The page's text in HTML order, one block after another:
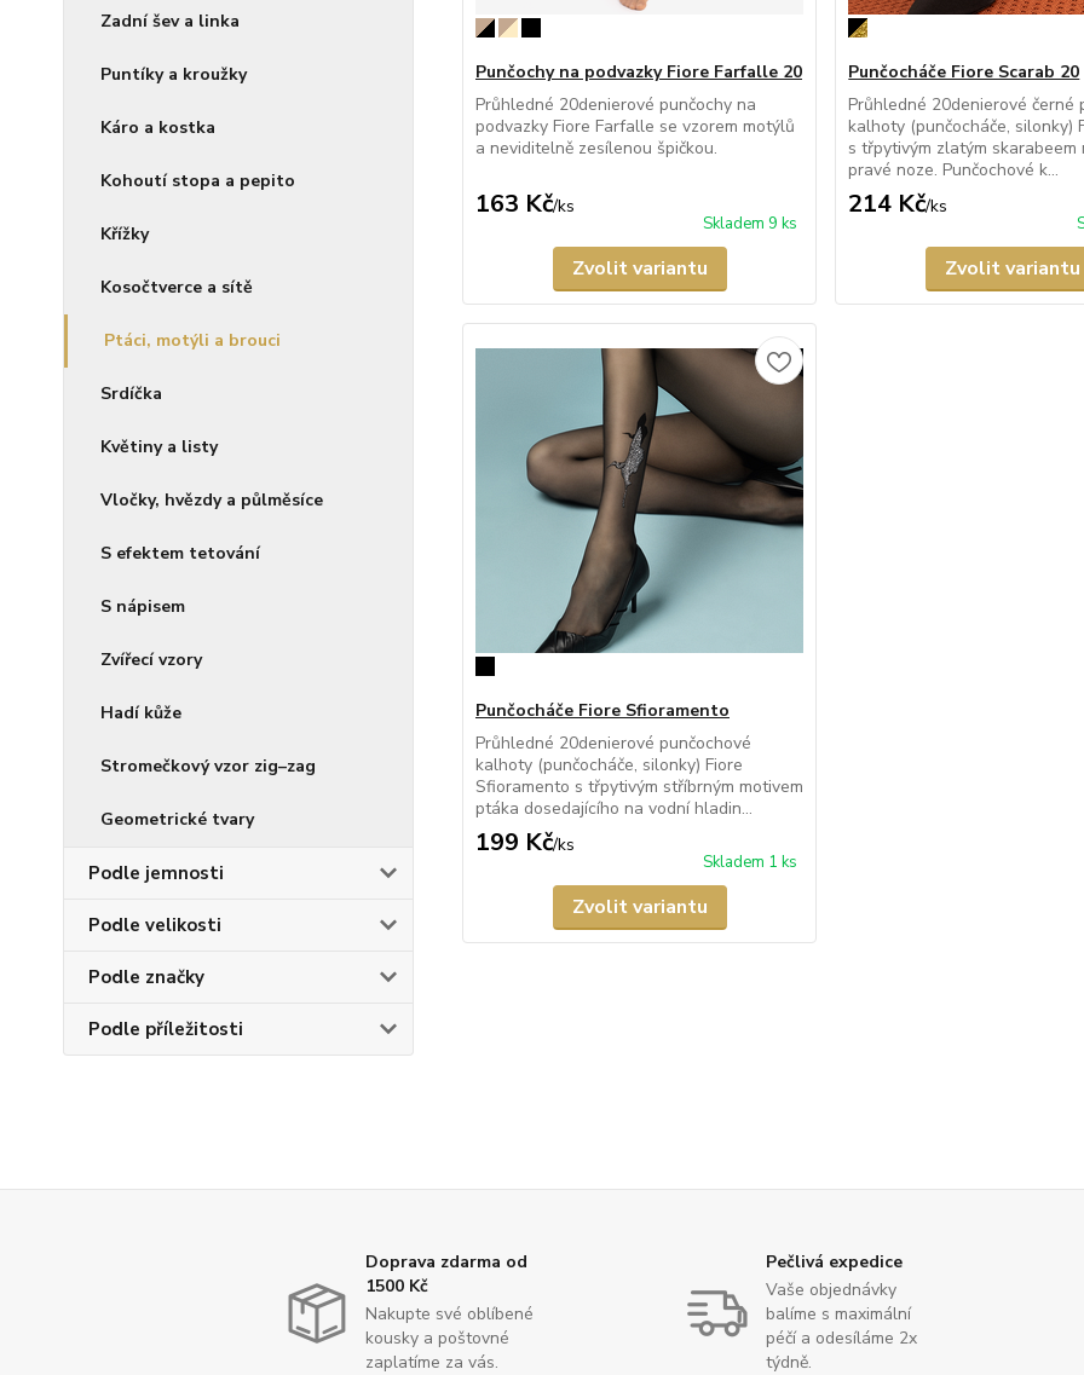
Zadní šev a linka
Puntíky a kroužky
Káro a kostka
Kohoutí stopa a pepito
Křížky
Kosočtverce a sítě
Ptáci, motýli a brouci
Srdíčka
Květiny a listy
Vločky, hvězdy a půlměsíce
S efektem tetování
S nápisem
Zvířecí vzory
Hadí kůže
Stromečkový vzor zig–zag
Geometrické tvary
Podle jemnosti
Podle velikosti
Podle značky
Podle příležitosti
Punčochy na podvazky Fiore Farfalle 20
Průhledné 20denierové punčochy na
podvazky Fiore Farfalle se vzorem motýlů
a neviditelně zesílenou špičkou.
163 Kč/ks
Skladem 9 ks
Zvolit variantu
Punčocháče Fiore Scarab 20
Průhledné 20denierové černé
kalhoty (punčocháče, silonky)
s třpytivým zlatým skarabeem
pravé noze. Punčochové k...
214 Kč/ks
Zvolit variantu
Punčocháče Fiore Sfioramento
Průhledné 20denierové punčochové
kalhoty (punčocháče, silonky) Fiore
Sfioramento s třpytivým stříbrným motivem
ptáka dosedajícího na vodní hladin...
199 Kč/ks
Skladem 1 ks
Zvolit variantu
Doprava zdarma od
1500 Kč
Nakupte své oblíbené
kousky a poštovné
zaplatíme za vás.
Pečlivá expedice
Vaše objednávky
balíme s maximální
péčí a odesíláme 2x
týdně.